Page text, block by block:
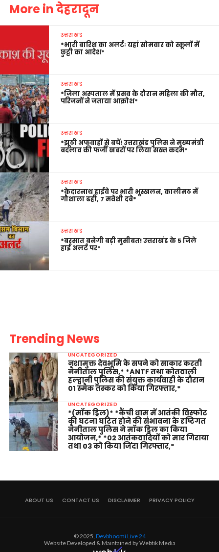
More in देहरादून
उत्तराखंड
*भारी बारिश का अलर्टः यहां सोमवार को स्कूलों में
छुट्टी का आदेश*
उत्तराखंड
*जिला अस्पताल में प्रसव के दौरान महिला की मौत,
परिजनों ने जताया आक्रोश*
उत्तराखंड
*झूठी अफवाहों से बचें! उत्तराखंड पुलिस ने मुख्यमंत्री
बदलाव की फर्जी खबरों पर लिया सख्त कदम*
उत्तराखंड
*केदारनाथ हाईवे पर भारी भूस्खलन, कालीमठ में
गौशाला ढही, 7 मवेशी दबे*
उत्तराखंड
*बरसात बनेगी बड़ी मुसीबत! उत्तराखंड के 5 जिले
हाई अलर्ट पर*
Trending News
UNCATEGORIZED
नशामुक्त देवभूमि के सपने को साकार करती
नैनीताल पुलिस,* *ANTF तथा कोतवाली
हल्द्वानी पुलिस की संयुक्त कार्यवाही के दौरान
01 स्मैक तस्कर को किया गिरफ्तार,*
UNCATEGORIZED
*(मॉक ड्रिल)* *कैंची धाम में आतंकी विस्फोट
की घटना घटित होने की संभावना के दृष्टिगत
नैनीताल पुलिस ने मॉक ड्रिल का किया
आयोजन,* *02 आतंकवादियों को मार गिराया
तथा 03 को किया जिंदा गिरफ्तार,*
ABOUT US CONTACT US DISCLAIMER PRIVACY POLICY
© 2025, Devbhoomi Live 24
Website Developed & Maintained by Webtik Media